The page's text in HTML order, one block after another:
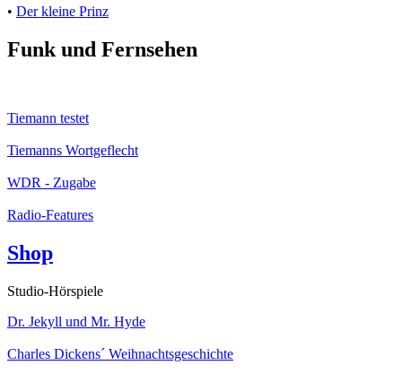
• Der kleine Prinz
Funk und Fernsehen
Tiemann testet
Tiemanns Wortgeflecht
WDR - Zugabe
Radio-Features
Shop
Studio-Hörspiele
Dr. Jekyll und Mr. Hyde
Charles Dickens´ Weihnachtsgeschichte